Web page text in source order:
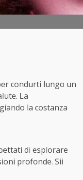
condurti lungo un
La
la costanza
di esplorare
profonde. Sii